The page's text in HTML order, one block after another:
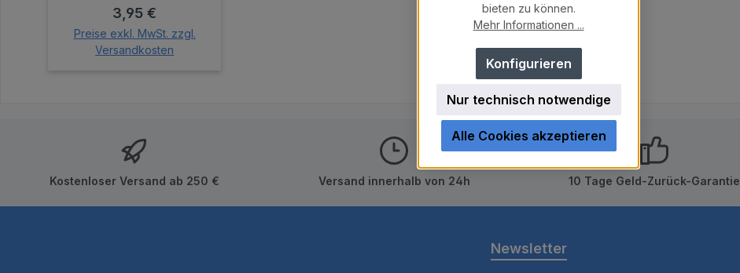
Regulärer Preis:
3,95 €
Preise exkl. MwSt. zzgl.
Versandkosten
Kostenloser Versand ab 250 € Versand innerhalb von 24h 10 Tage Geld-Zurück-Garantie
Newsletter
bieten zu können.
Mehr Informationen ...
Nur technisch notwendige
Konfigurieren
Alle Cookies akzeptieren